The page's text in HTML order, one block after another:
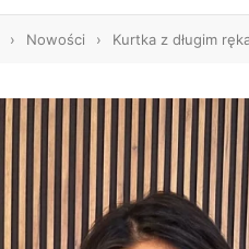
› Nowości › Kurtka z długim